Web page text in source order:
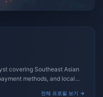
covering Southeast Asian
methods, and local
전체 프로필 보기 →